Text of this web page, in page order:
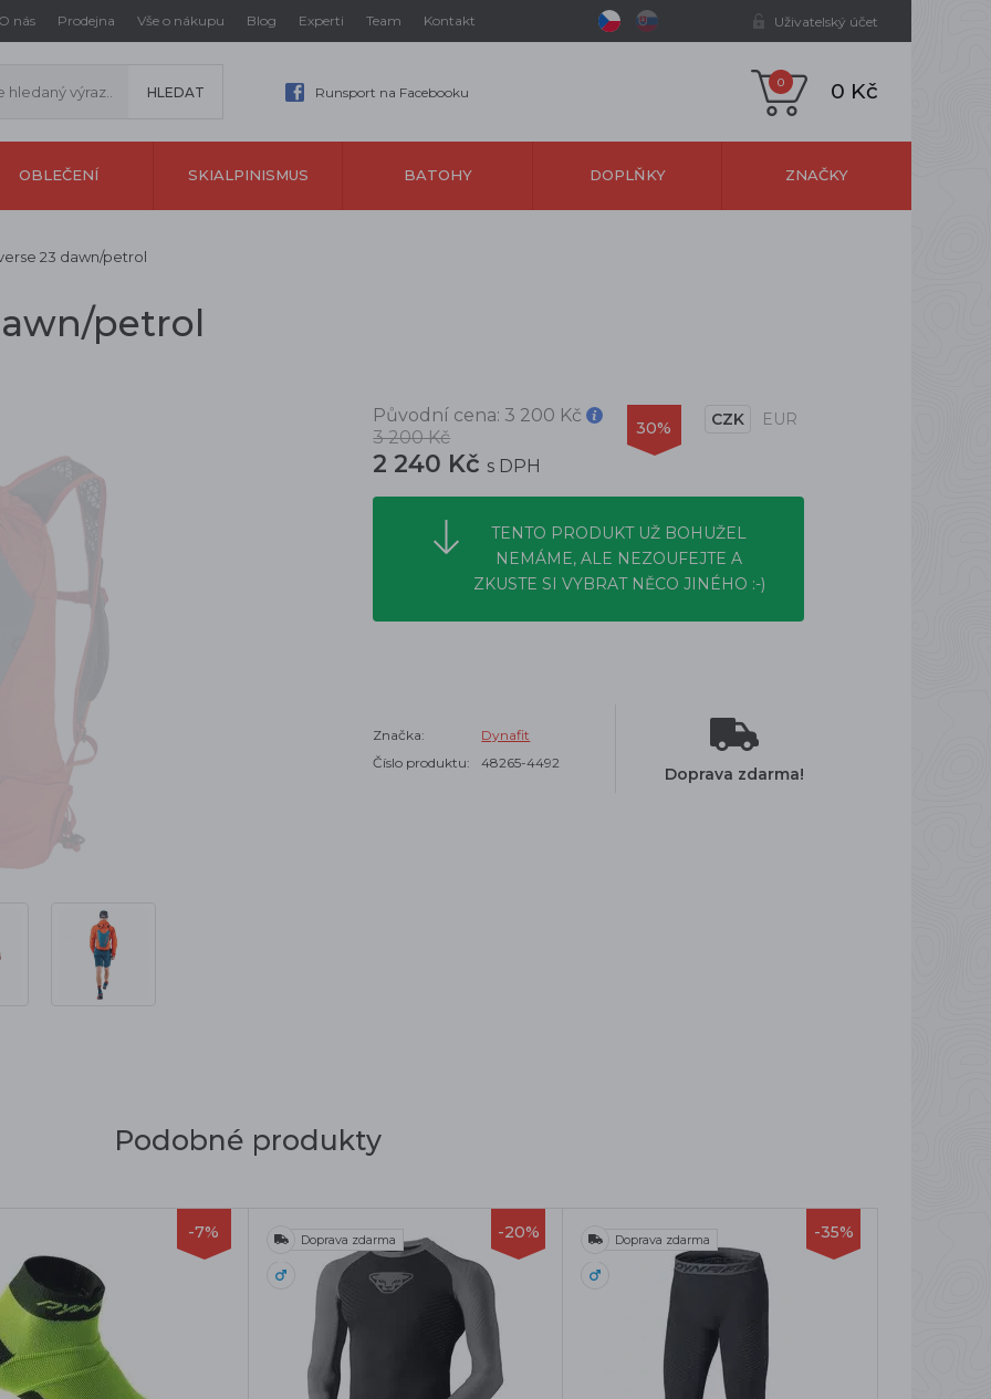
nás Prodejna Vše o nákupu Blog Experti Team Kontakt Uživatelský účet
Runsport na Facebooku
0 0 Kč
OBLEČENÍ SKIALPINISMUS BATOHY DOPLŇKY ZNAČKY
23 dawn/petrol
petrol
Původní cena: 3 200 Kč
3 200 Kč
2 240 Kč s DPH
30% CZK EUR
TENTO PRODUKT UŽ BOHUŽEL
NEMÁME, ALE NEZOUFEJTE A
ZKUSTE SI VYBRAT NĚCO JINÉHO :-)
Značka:
Dynafit
Číslo produktu:
48265-4492
Doprava zdarma!
Podobné produkty
-7% -20%
Doprava zdarma -35%
Doprava zdarma